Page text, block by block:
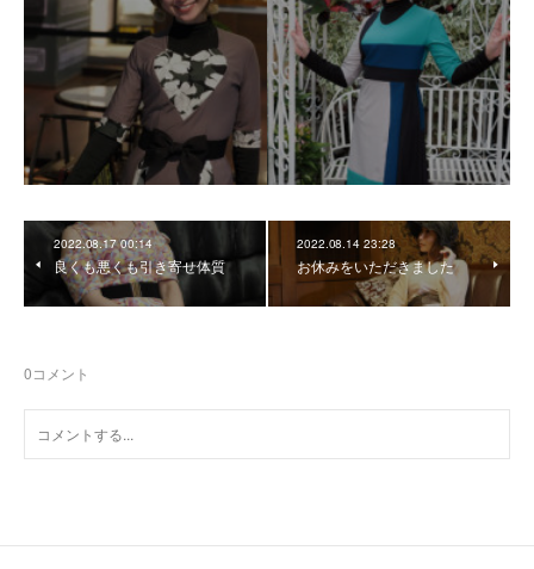
2022.08.17 00:14
良くも悪くも引き寄せ体質
2022.08.14 23:28
お休みをいただきました
0コメント